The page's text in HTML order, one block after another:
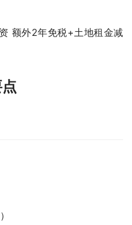
额外2年免税+土地租金减